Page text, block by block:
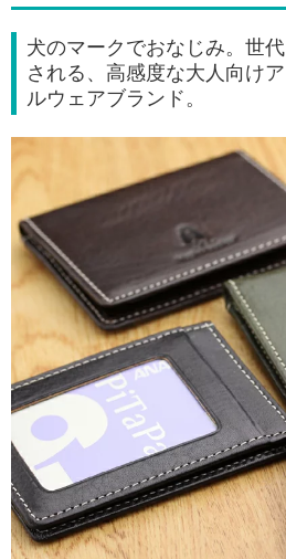
犬のマークでおなじみ。世
される、高感度な大人向け
ルウェアブランド。